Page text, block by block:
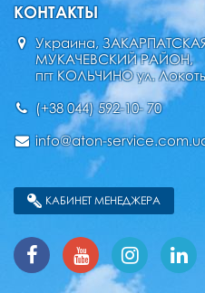
КОНТАКТЫ
Украина,
МУКАЧЕВСКИЙ РАЙОН,
пгт КОЛЬЧИНО ул.
(+38 044) 592-10- 70
info@aton-
КАБИНЕТ МЕНЕДЖЕРА